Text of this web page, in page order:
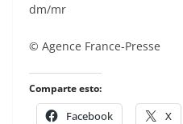
dm/mr
© Agence France-Presse
Comparte esto:
Facebook X